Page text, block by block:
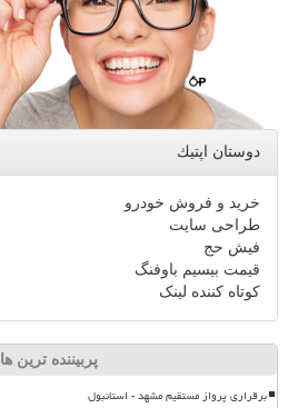
دوستان اپتیك
خرید و فروش خودرو
طراحی سایت
فیش حج
قیمت بیسیم باوفنگ
کوتاه کننده لینک
پربیننده ترین ها
برقراری پرواز مستقیم مشهد - استانبول